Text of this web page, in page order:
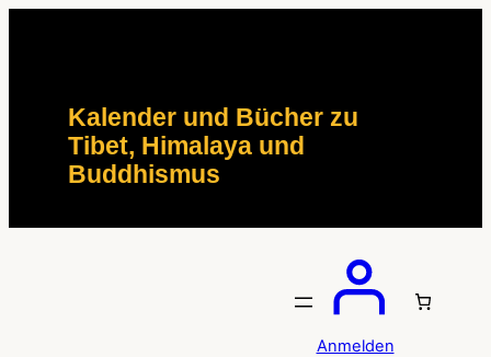
Kalender und Bücher zu
Tibet, Himalaya und
Buddhismus
Anmelden